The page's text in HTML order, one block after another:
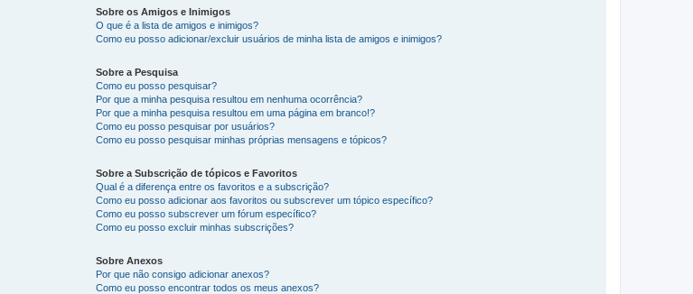
Sobre os Amigos e Inimigos
O que é a lista de amigos e inimigos?
Como eu posso adicionar/excluir usuários de minha lista de amigos e inimigos?
Sobre a Pesquisa
Como eu posso pesquisar?
Por que a minha pesquisa resultou em nenhuma ocorrência?
Por que a minha pesquisa resultou em uma página em branco!?
Como eu posso pesquisar por usuários?
Como eu posso pesquisar minhas próprias mensagens e tópicos?
Sobre a Subscrição de tópicos e Favoritos
Qual é a diferença entre os favoritos e a subscrição?
Como eu posso adicionar aos favoritos ou subscrever um tópico específico?
Como eu posso subscrever um fórum específico?
Como eu posso excluir minhas subscrições?
Sobre Anexos
Por que não consigo adicionar anexos?
Como eu posso encontrar todos os meus anexos?